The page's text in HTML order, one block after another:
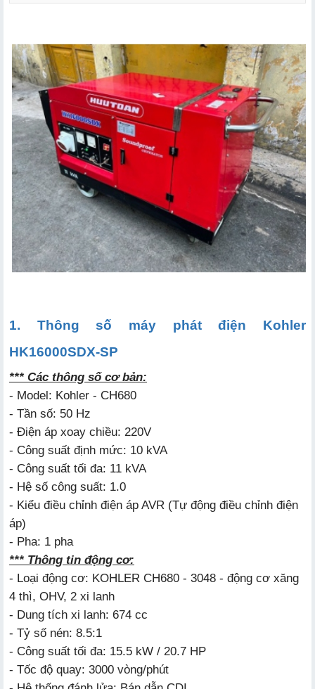
2.1. Công suất lớn – đáp ứng nhu cầu cao
2.2. Tiết kiệm nhiên liệu tốt
2.3. Động cơ bền bỉ, hiệu suất cao
2.4. Vận hành êm ái – giảm thanh hiệu quả
2.5. Thiết kế chắc chắn, dễ di chuyển
3.1. Trong sinh hoạt gia đình
1. Thông số máy phát điện Kohler
HK16000SDX-SP
*** Các thông số cơ bản:
- Model: Kohler - CH680
- Tần số: 50 Hz
- Điện áp xoay chiều: 220V
- Công suất định mức: 10 kVA
- Công suất tối đa: 11 kVA
- Hệ số công suất: 1.0
- Kiểu điều chỉnh điện áp AVR (Tự động điều chỉnh điện
áp)
- Pha: 1 pha
*** Thông tin động cơ:
- Loại động cơ: KOHLER CH680 - 3048 - động cơ xăng
4 thì, OHV, 2 xi lanh
- Dung tích xi lanh: 674 cc
- Tỷ số nén: 8.5:1
- Công suất tối đa: 15.5 kW / 20.7 HP
- Tốc độ quay: 3000 vòng/phút